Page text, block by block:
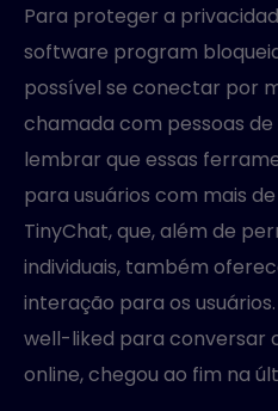
Para proteger a
software program
possível se conectar por
chamada com pessoas de
lembrar que essas
para usuários com mais
TinyChat, que, além de
individuais, também
interação para os
well-liked para conversar
online, chegou ao fim na